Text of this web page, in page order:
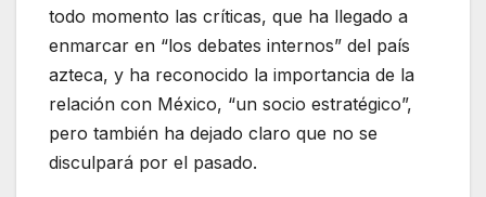
todo momento las críticas, que ha llegado a
enmarcar en “los debates internos” del país
azteca, y ha reconocido la importancia de la
relación con México, “un socio estratégico”,
pero también ha dejado claro que no se
disculpará por el pasado.